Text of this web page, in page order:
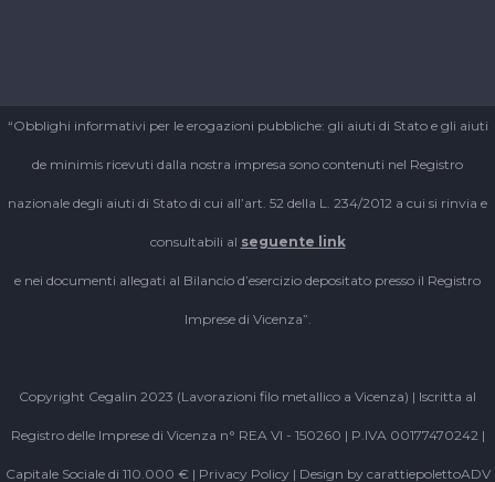
“Obblighi informativi per le erogazioni pubbliche: gli aiuti di Stato e gli aiuti
de minimis ricevuti dalla nostra impresa sono contenuti nel Registro
nazionale degli aiuti di Stato di cui all’art. 52 della L. 234/2012 a cui si rinvia e
consultabili al seguente link
e nei documenti allegati al Bilancio d’esercizio depositato presso il Registro
Imprese di Vicenza”.
Copyright Cegalin 2023 (Lavorazioni filo metallico a Vicenza) | Iscritta al
Registro delle Imprese di Vicenza n° REA VI - 150260 | P.IVA 00177470242 |
Capitale Sociale di 110.000 € | Privacy Policy| Design by carattiepolettoADV